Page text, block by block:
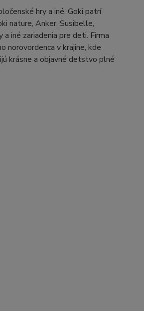
hry a iné. Goki patrí
nature, Anker, Susibelle,
iné zariadenia pre deti. Firma
norovordenca v krajine, kde
krásne a objavné detstvo plné